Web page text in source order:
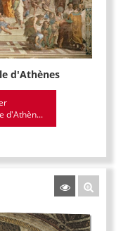
d'Athènes
d'Athèn...